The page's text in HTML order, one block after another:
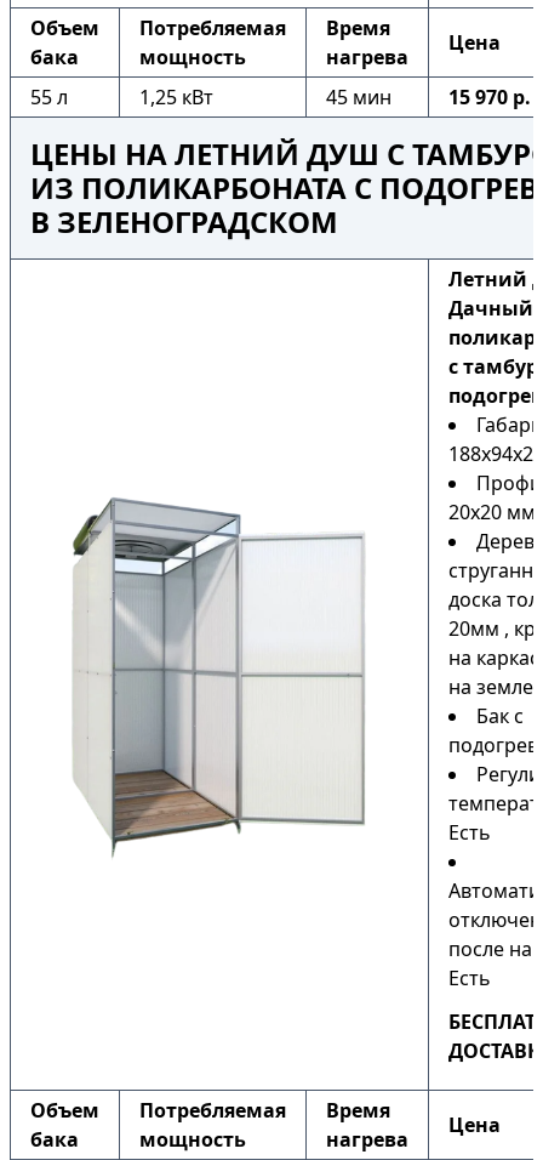
Объем
бака
Потребляемая
мощность
Время
нагрева
Цена
55 л 1,25 кВт 45 мин 15 970 р.
ЦЕНЫ НА ЛЕТНИЙ ДУШ С
ИЗ ПОЛИКАРБОНАТА С
В ЗЕЛЕНОГРАДСКОМ
Летний
Дачный
с
20х20 мм
доска
20мм ,
на
на земле)
Бак с
Есть
после
Есть
Объем
бака
Потребляемая
мощность
Время
нагрева
Цена